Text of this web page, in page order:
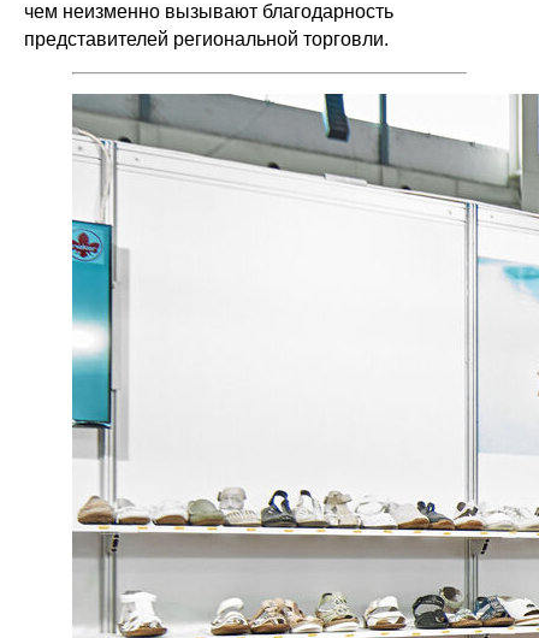
чем неизменно вызывают благодарность
представителей региональной торговли.